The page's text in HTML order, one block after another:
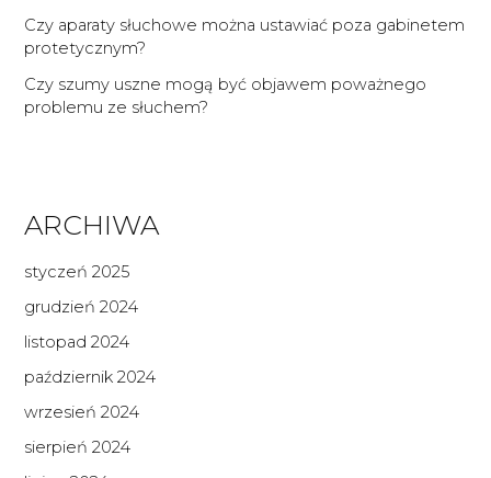
Czy aparaty słuchowe można ustawiać poza gabinetem
protetycznym?
Czy szumy uszne mogą być objawem poważnego
problemu ze słuchem?
ARCHIWA
styczeń 2025
grudzień 2024
listopad 2024
październik 2024
wrzesień 2024
sierpień 2024